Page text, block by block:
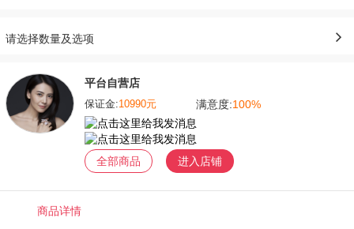
请选择数量及选项
平台自营店
保证金:10990元 满意度:100%
全部商品 进入店铺
商品详情